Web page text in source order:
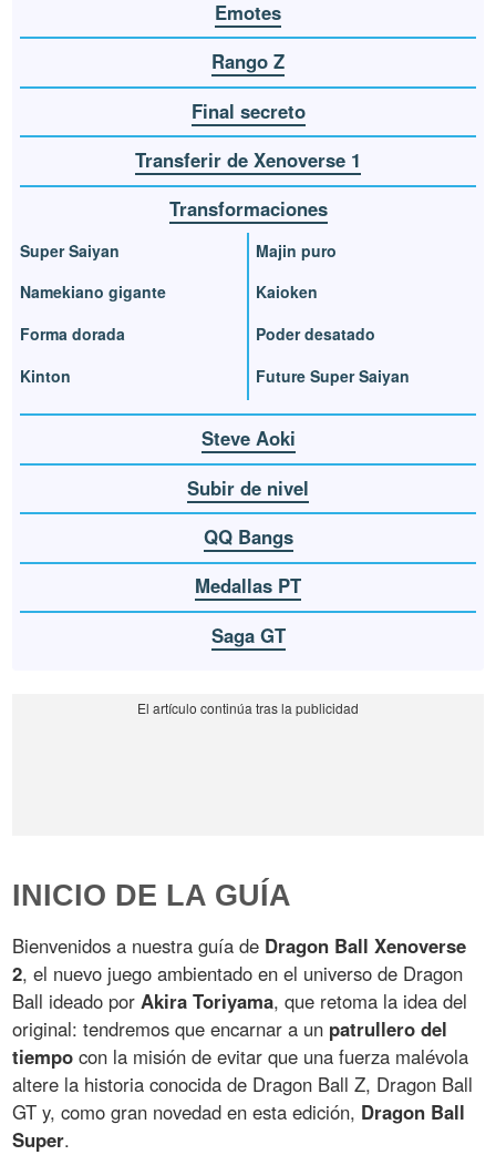
Emotes
Rango Z
Final secreto
Transferir de Xenoverse 1
Transformaciones
Super Saiyan
Namekiano gigante
Forma dorada
Kinton
Majin puro
Kaioken
Poder desatado
Future Super Saiyan
Steve Aoki
Subir de nivel
QQ Bangs
Medallas PT
Saga GT
INICIO DE LA GUÍA
Bienvenidos a nuestra guía de Dragon Ball Xenoverse
2, el nuevo juego ambientado en el universo de Dragon
Ball ideado porAkira Toriyama, que retoma la idea del
original: tendremos que encarnar a un patrullero del
tiempo con la misión de evitar que una fuerza malévola
altere la historia conocida de Dragon Ball Z, Dragon Ball
GT y, como gran novedad en esta edición, Dragon Ball
Super.